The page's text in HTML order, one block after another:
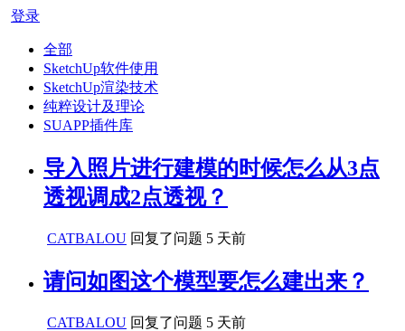
登录
全部
SketchUp软件使用
SketchUp渲染技术
纯粹设计及理论
SUAPP插件库
导入照片进行建模的时候怎么从3点
透视调成2点透视？
CATBALOU 回复了问题 5 天前
请问如图这个模型要怎么建出来？
CATBALOU 回复了问题 5 天前